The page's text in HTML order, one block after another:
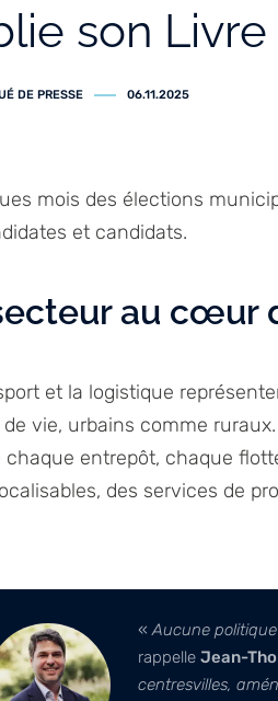
son
DE PRESSE 06.11.2025
mois des élections
et candidats.
au cœur
et la logistique
vie, urbains comme ruraux.
chaque entrepôt, chaque
des services de
«Aucune
rappelleJean-
centresvilles,